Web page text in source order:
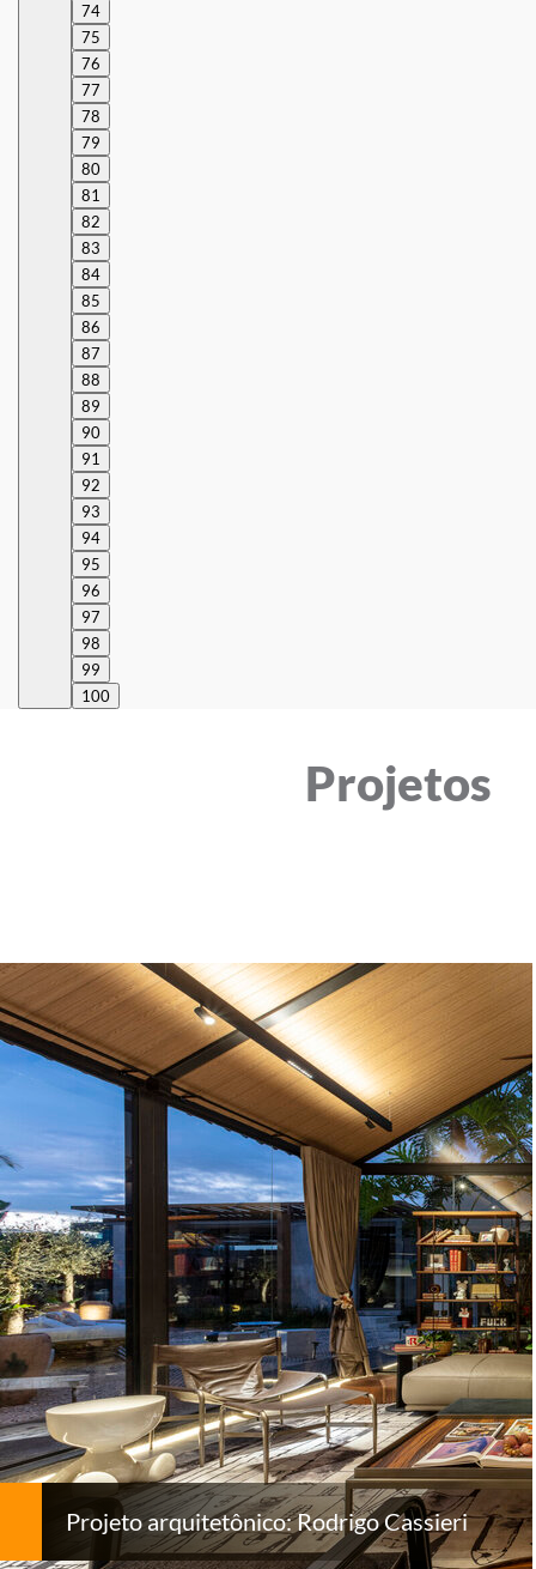
74
75
76
77
78
79
80
81
82
83
84
85
86
87
88
89
90
91
92
93
94
95
96
97
98
99
100
Projetos
Projeto arquitetônico: Rodrigo Cassieri